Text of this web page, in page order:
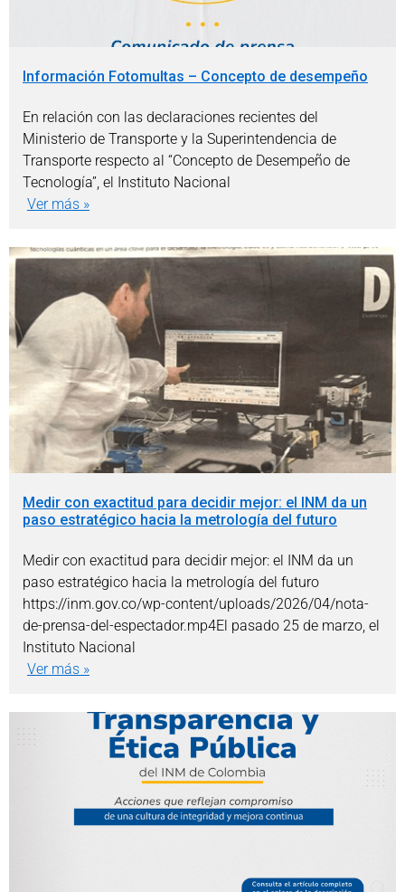
Información Fotomultas – Concepto de desempeño
En relación con las declaraciones recientes del
Ministerio de Transporte y la Superintendencia de
Transporte respecto al “Concepto de Desempeño de
Tecnología”, el Instituto Nacional
Ver más »
Medir con exactitud para decidir mejor: el INM da un
paso estratégico hacia la metrología del futuro
Medir con exactitud para decidir mejor: el INM da un
paso estratégico hacia la metrología del futuro
https://inm.gov.co/wp-content/uploads/2026/04/nota-
de-prensa-del-espectador.mp4El pasado 25 de marzo, el
Instituto Nacional
Ver más »